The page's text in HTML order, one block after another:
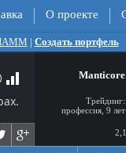
О проекте
| Создать портфель
Manticore
Трейдинг:
профессия, 9 лет
2,1